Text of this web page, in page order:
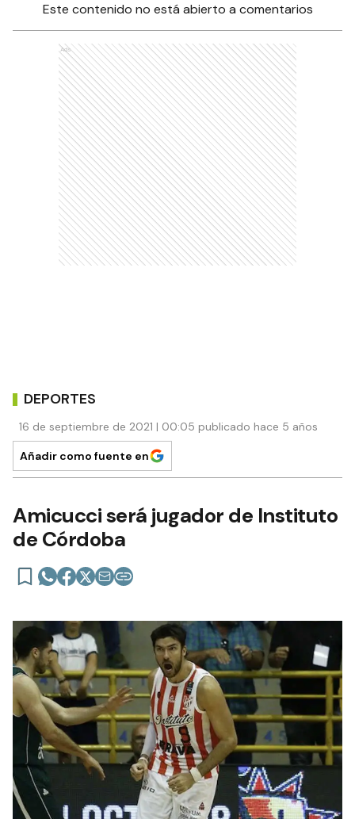
Este contenido no está abierto a comentarios
Ads
DEPORTES
16 de septiembre de 2021 | 00:05 publicado hace 5 años
Añadir como fuente en
Amicucci será jugador de Instituto
de Córdoba